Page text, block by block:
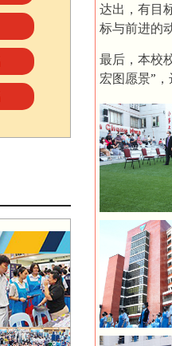
达出，有目
标与前进的
最后，本校
宏图愿景”